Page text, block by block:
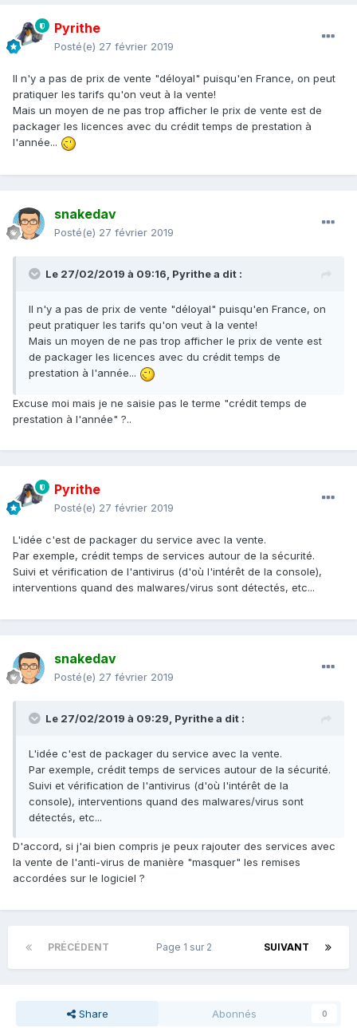
Pyrithe
Posté(e) 27 février 2019
Il n'y a pas de prix de vente "déloyal" puisqu'en France, on peut
pratiquer les tarifs qu'on veut à la vente!
Mais un moyen de ne pas trop afficher le prix de vente est de
packager les licences avec du crédit temps de prestation à
l'année...
snakedav
Posté(e) 27 février 2019
Le 27/02/2019 à 09:16, Pyrithea dit :
Il n'y a pas de prix de vente "déloyal" puisqu'en France, on
peut pratiquer les tarifs qu'on veut à la vente!
Mais un moyen de ne pas trop afficher le prix de vente est
de packager les licences avec du crédit temps de
prestation à l'année...
Excuse moi mais je ne saisie pas le terme "crédit temps de
prestation à l'année" ?..
Pyrithe
Posté(e) 27 février 2019
L'idée c'est de packager du service avec la vente.
Par exemple, crédit temps de services autour de la sécurité.
Suivi et vérification de l'antivirus (d'où l'intérêt de la console),
interventions quand des malwares/virus sont détectés, etc...
snakedav
Posté(e) 27 février 2019
Le 27/02/2019 à 09:29, Pyrithea dit :
L'idée c'est de packager du service avec la vente.
Par exemple, crédit temps de services autour de la sécurité.
Suivi et vérification de l'antivirus (d'où l'intérêt de la
console), interventions quand des malwares/virus sont
détectés, etc...
D'accord, si j'ai bien compris je peux rajouter des services avec
la vente de l'anti-virus de manière "masquer" les remises
accordées sur le logiciel ?
PRÉCÉDENT SUIVANT
Page 1 sur 2
Share Abonnés 0